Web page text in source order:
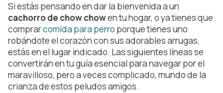
Si estás pensando en dar la bienvenida a un
cachorro de chow chowen tu hogar, o ya tienes que
comprarcomida para perro porque tienes uno
robándote el corazón con sus adorables arrugas,
estás en el lugar indicado. Las siguientes líneas se
convertirán en tu guía esencial para navegar por el
maravilloso, pero a veces complicado, mundo de la
crianza de estos peludos amigos.